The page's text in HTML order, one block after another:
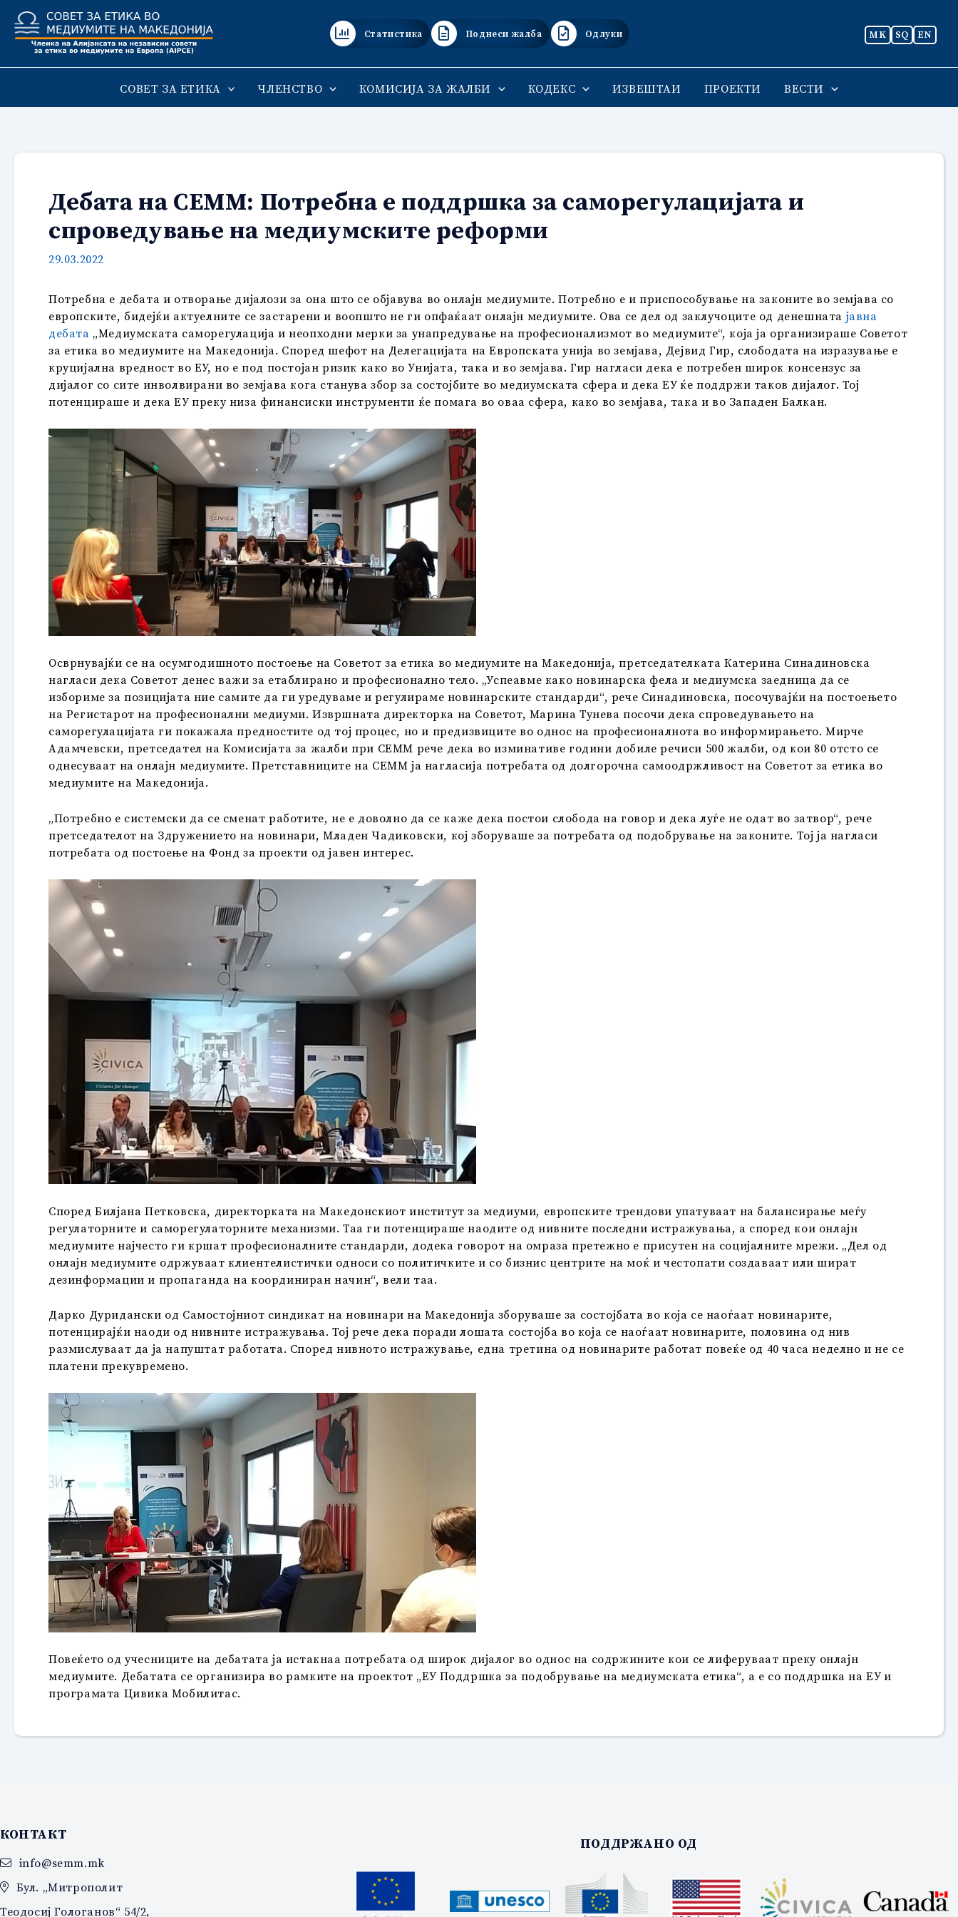
Skip
content
Статистика Поднеси жалба Одлуки MK SQ EN
СОВЕТ ЗА ЕТИКА ЧЛЕНСТВО КОМИСИЈА ЗА ЖАЛБИ КОДЕКС ИЗВЕШТАИ ПРОЕКТИ ВЕСТИ
Дебата на СЕММ: Потребна е поддршка за саморегулацијата и
спроведување на медиумските реформи
29.03.2022
Потребна е дебата и отворање дијалози за она што се објавува во онлајн медиумите. Потребно е и приспособување на законите во земјава со
европските, бидејќи актуелните се застарени и воопшто не ги опфаќаат онлајн медиумите. Ова се дел од заклучоците од денешната јавна
дебата „Медиумската саморегулација и неопходни мерки за унапредување на професионализмот во медиумите“, која ја организираше Советот
за етика во медиумите на Македонија. Според шефот на Делегацијата на Европската унија во земјава, Дејвид Гир, слободата на изразување е
круцијална вредност во ЕУ, но е под постојан ризик како во Унијата, така и во земјава. Гир нагласи дека е потребен широк консензус за
дијалог со сите инволвирани во земјава кога станува збор за состојбите во медиумската сфера и дека ЕУ ќе поддржи таков дијалог. Тој
потенцираше и дека ЕУ преку низа финансиски инструменти ќе помага во оваа сфера, како во земјава, така и во Западен Балкан.
Осврнувајќи се на осумгодишното постоење на Советот за етика во медиумите на Македонија, претседателката Катерина Синадиновска
нагласи дека Советот денес важи за етаблирано и професионално тело. „Успеавме како новинарска фела и медиумска заедница да се
избориме за позицијата ние самите да ги уредуваме и регулираме новинарските стандарди“, рече Синадиновска, посочувајќи на постоењето
на Регистарот на професионални медиуми. Извршната директорка на Советот, Марина Тунева посочи дека спроведувањето на
саморегулацијата ги покажала предностите од тој процес, но и предизвиците во однос на професионалнота во информирањето. Мирче
Адамчевски, претседател на Комисијата за жалби при СЕММ рече дека во изминативе години добиле речиси 500 жалби, од кои 80 отсто се
однесуваат на онлајн медиумите. Претставниците на СЕММ ја нагласија потребата од долгорочна самоодржливост на Советот за етика во
медиумите на Македонија.
„Потребно е системски да се сменат работите, не е доволно да се каже дека постои слобода на говор и дека луѓе не одат во затвор“, рече
претседателот на Здружението на новинари, Младен Чадиковски, кој зборуваше за потребата од подобрување на законите. Тој ја нагласи
потребата од постоење на Фонд за проекти од јавен интерес.
Според Билјана Петковска, директорката на Македонскиот институт за медиуми, европските трендови упатуваат на балансирање меѓу
регулаторните и саморегулаторните механизми. Таа ги потенцираше наодите од нивните последни истражувања, а според кои онлајн
медиумите најчесто ги кршат професионалните стандарди, додека говорот на омраза претежно е присутен на социјалните мрежи. „Дел од
онлајн медиумите одржуваат клиентелистички односи со политичките и со бизнис центрите на моќ и честопати создаваат или шират
дезинформации и пропаганда на координиран начин“, вели таа.
Дарко Дуридански од Самостојниот синдикат на новинари на Македонија зборуваше за состојбата во која се наоѓаат новинарите,
потенцирајќи наоди од нивните истражувања. Тој рече дека поради лошата состојба во која се наоѓаат новинарите, половина од нив
размислуваат да ја напуштат работата. Според нивното истражување, една третина од новинарите работат повеќе од 40 часа неделно и не се
платени прекувремено.
Повеќето од учесниците на дебатата ја истакнаа потребата од широк дијалог во однос на содржините кои се лиферуваат преку онлајн
медиумите. Дебатата се организира во рамките на проектот „ЕУ Поддршка за подобрување на медиумската етика“, а е со поддршка на ЕУ и
програмата Цивика Мобилитас.
КОНТАКТ
info@semm.mk
Бул. „Митрополит
Теодосиј Гологанов“ 54/2,
ПОДДРЖАНО ОД